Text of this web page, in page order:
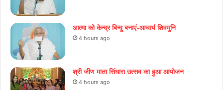
आत्मा को केन्द्र बिन्दु बनाएं-आचार्य शिवमुनि
4 hours ago
श्री जीण माता सिंधारा उत्सव का हुआ आयोजन
4 hours ago